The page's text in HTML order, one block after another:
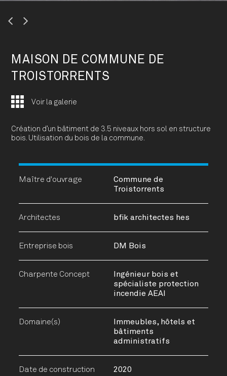
Previous
MAISON DE COMMUNE DE
TROISTORRENTS
Voir la galerie
Création d’un bâtiment de 3.5 niveaux hors sol en structure
bois. Utilisation du bois de la commune.
Maître d'ouvrage
Commune de
Troistorrents
Architectes bfik architectes hes
Entreprise bois DM Bois
Charpente Concept
Ingénieur bois et
spécialiste protection
incendie AEAI
Domaine(s)
Immeubles, hôtels et
bâtiments
administratifs
Date de construction 2020